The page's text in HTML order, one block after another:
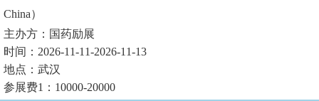
China）
主办方：国药励展
时间：2026-11-11-2026-11-13
地点：武汉
参展费1：10000-20000